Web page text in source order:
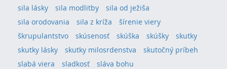
sila lásky
sila modlitby
sila od ježiša
sila orodovania
sila z kríža
šírenie viery
škrupulantstvo
skúsenosť skúška skúšky
skutky
skutky lásky
skutky milosrdenstva
skutočný príbeh
slabá viera
sladkosť
sláva bohu